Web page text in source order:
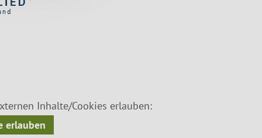
Inhalte/Cookies erlauben:
erlauben